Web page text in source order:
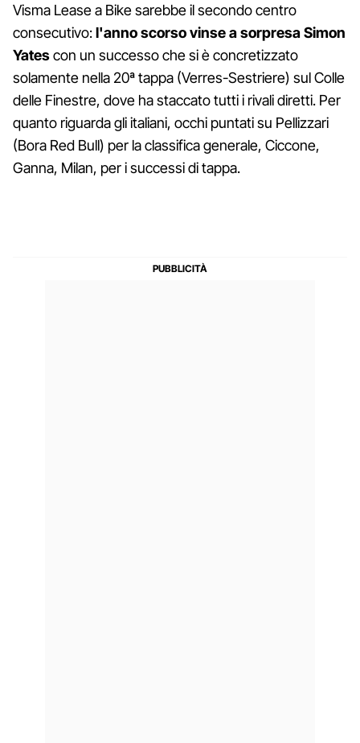
Visma Lease a Bike sarebbe il secondo centro
consecutivo:l'anno scorso vinse a sorpresa Simon
Yatescon un successo che si è concretizzato
solamente nella 20ª tappa (Verres-Sestriere) sul Colle
delle Finestre, dove ha staccato tutti i rivali diretti. Per
quanto riguarda gli italiani, occhi puntati su Pellizzari
(Bora Red Bull) per la classifica generale, Ciccone,
Ganna, Milan, per i successi di tappa.